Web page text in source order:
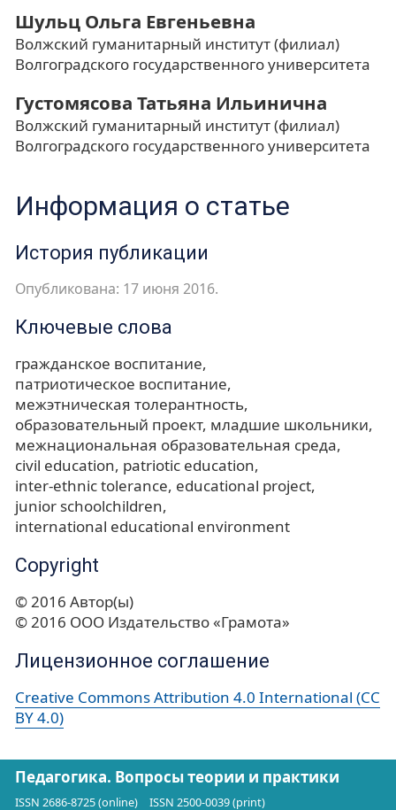
Шульц Ольга Евгеньевна
Волжский гуманитарный институт (филиал)
Волгоградского государственного университета
Густомясова Татьяна Ильинична
Волжский гуманитарный институт (филиал)
Волгоградского государственного университета
Информация о статье
История публикации
Опубликована: 17 июня 2016.
Ключевые слова
гражданское воспитание
патриотическое воспитание
межэтническая толерантность
образовательный проект младшие школьники
межнациональная образовательная среда
civil education patriotic education
inter-ethnic tolerance educational project
junior schoolchildren
international educational environment
Copyright
© 2016 Автор(ы)
© 2016 ООО Издательство «Грамота»
Лицензионное соглашение
Creative Commons Attribution 4.0 International (CC
BY 4.0)
Педагогика. Вопросы теории и практики
ISSN 2686-8725 (online) ISSN 2500-0039 (print)